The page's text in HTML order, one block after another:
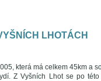
LHOTÁCH
která má celkem 45km a
Z Vyšních Lhot se po